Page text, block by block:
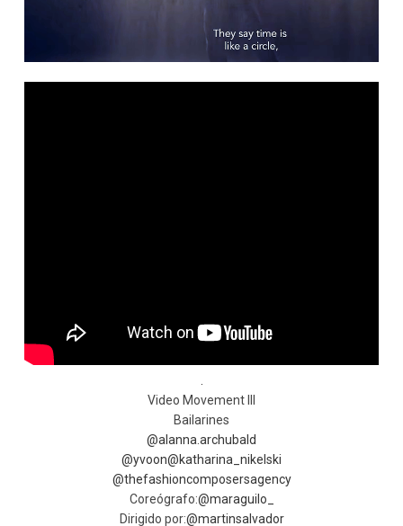
Video Movement III
Bailarines
@alanna.archubald
@yvoon@katharina_nikelski
@thefashioncomposersagency
Coreógrafo:@maraguilo_
Dirigido por:@martinsalvador